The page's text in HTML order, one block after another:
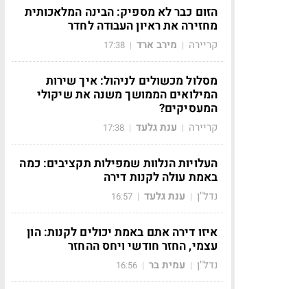
הזום כבר לא מספיק: הבינה המלאכותית
מחזירה את ראיון העבודה לחדר
קריירה | מירב ארד |
17:38
מסלול מכשולים לניהול: איך שירות
המילואים הממושך משנה את שיקולי
המעסיקים?
קריירה | ענת גלעד |
17:38
העלויות הנלוות שמפילות תקציבים: כמה
באמת עולה לקנות דירה
נדל"ן | ענת גלעד |
16:57
איזו דירה אתם באמת יכולים לקנות: הון
עצמי, החזר חודשי ויחס ההחזר
נדל"ן | עמית בר |
16:56